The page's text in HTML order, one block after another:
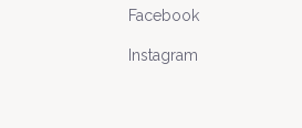
Facebook
Instagram